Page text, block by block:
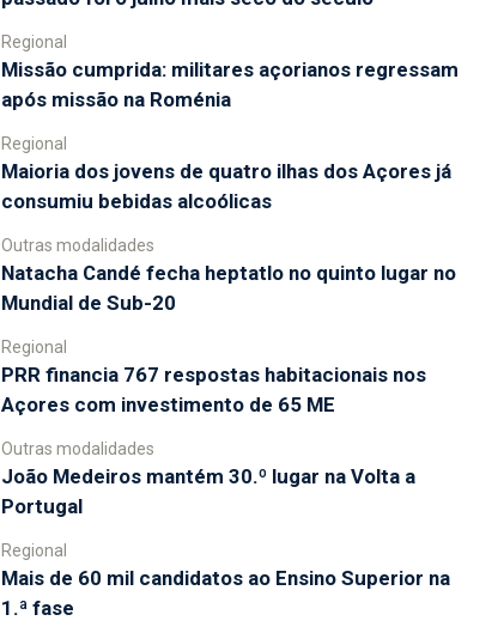
Regional
Missão cumprida: militares açorianos regressam
após missão na Roménia
Regional
Maioria dos jovens de quatro ilhas dos Açores já
consumiu bebidas alcoólicas
Outras modalidades
Natacha Candé fecha heptatlo no quinto lugar no
Mundial de Sub-20
Regional
PRR financia 767 respostas habitacionais nos
Açores com investimento de 65 ME
Outras modalidades
João Medeiros mantém 30.º lugar na Volta a
Portugal
Regional
Mais de 60 mil candidatos ao Ensino Superior na
1.ª fase